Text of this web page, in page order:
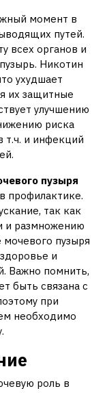
момент в
путей.
всех органов и
Никотин
ухудшает
их защитные
улучшению
риска
т.ч. и инфекций
пузыря
профилактике.
так как
и размножению
пузыря
и
Важно помнить,
быть связана с
при
необходимо
роль в